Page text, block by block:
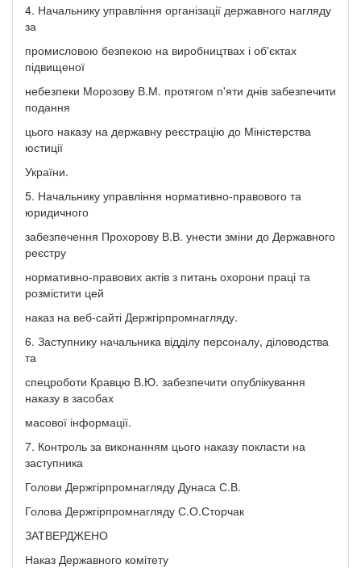
4. Начальнику управління організації державного нагляду
за
промисловою безпекою на виробництвах і об'єктах
підвищеної
небезпеки Морозову В.М. протягом п'яти днів забезпечити
подання
цього наказу на державну реєстрацію до Міністерства
юстиції
України.
5. Начальнику управління нормативно-правового та
юридичного
забезпечення Прохорову В.В. унести зміни до Державного
реєстру
нормативно-правових актів з питань охорони праці та
розмістити цей
наказ на веб-сайті Держгірпромнагляду.
6. Заступнику начальника відділу персоналу, діловодства
та
спецроботи Кравцю В.Ю. забезпечити опублікування
наказу в засобах
масової інформації.
7. Контроль за виконанням цього наказу покласти на
заступника
Голови Держгірпромнагляду Дунаса С.В.
Голова Держгірпромнагляду С.О.Сторчак
ЗАТВЕРДЖЕНО
Наказ Державного комітету